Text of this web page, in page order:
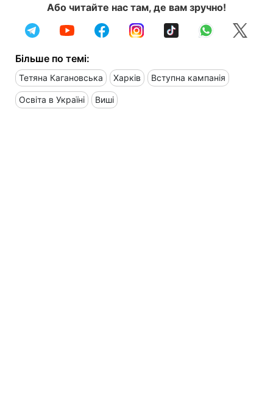
Або читайте нас там, де вам зручно!
Більше по темі:
Тетяна Кагановська Харків Вступна кампанія
Освіта в Україні Виші